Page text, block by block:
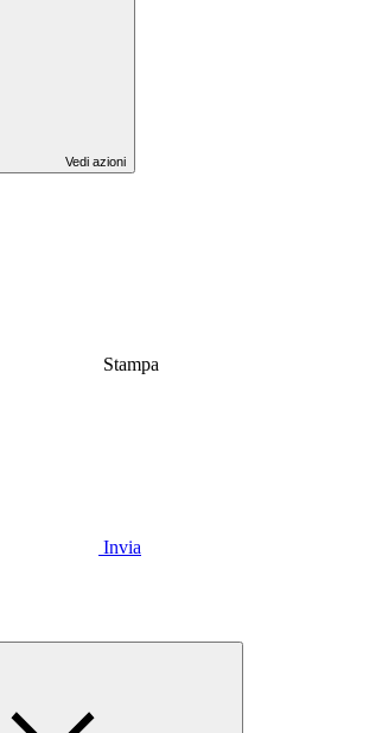
Vedi azioni
Stampa
Invia